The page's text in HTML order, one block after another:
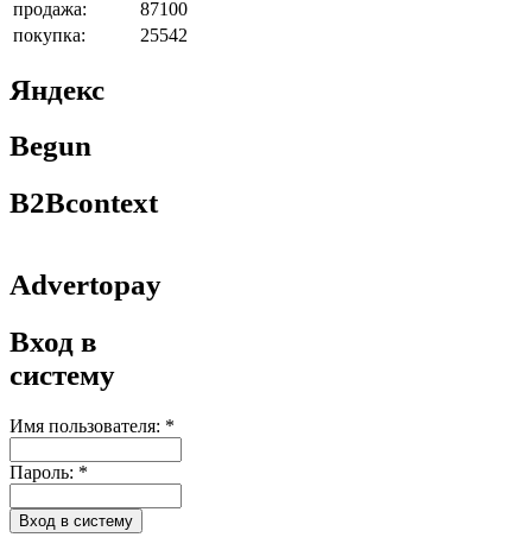
продажа:
87100
покупка:
25542
Яндекс
Begun
B2Bcontext
Advertopay
Вход в
систему
Имя пользователя: *
Пароль: *